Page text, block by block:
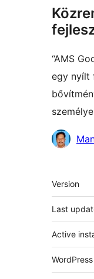
“AMS
egy nyílt
Meta
Version
Last
Active